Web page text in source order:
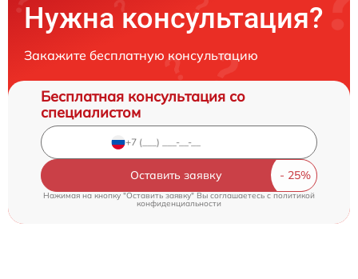
Нужна консультация?
Закажите бесплатную консультацию
Бесплатная консультация со
специалистом
Оставить заявку
Нажимая на кнопку "Оставить заявку" Вы соглашаетесь cполитикой
конфиденциальности